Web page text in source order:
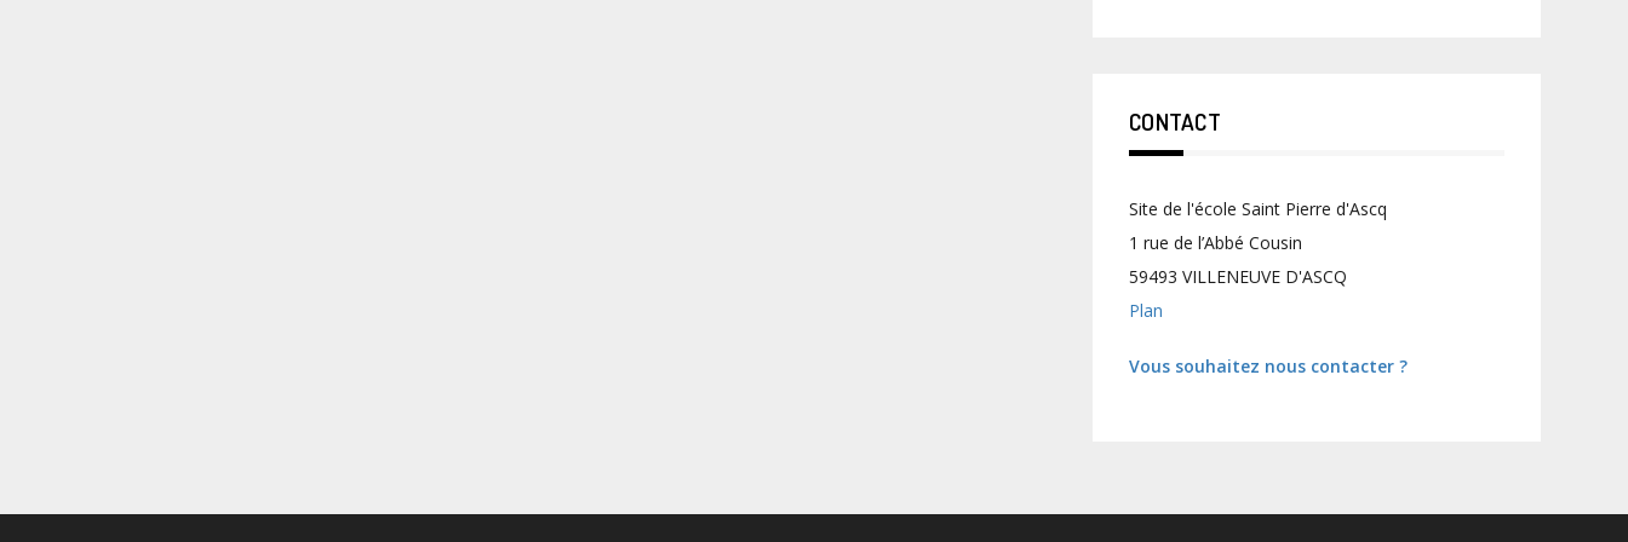
CONTACT
Site de l'école Saint Pierre d'Ascq
1 rue de l’Abbé Cousin
59493 VILLENEUVE D'ASCQ
Plan
Vous souhaitez nous contacter ?